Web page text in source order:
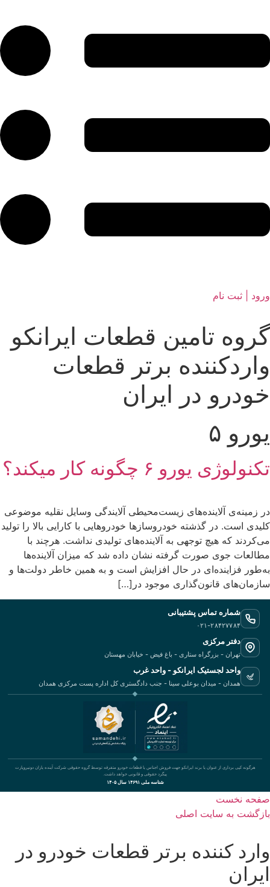
محتوا
ورود | ثبت نام
گروه تامین قطعات ایرانکو
واردکننده برتر قطعات
خودرو در ایران
یورو ۵
تکنولوژی یورو ۶ چگونه کار میکند؟
در زمینه‌ی آلاینده‌های زیست‌محیطی آلایندگی وسایل نقلیه موضوعی
کلیدی است. در گذشته خودروسازها خودروهایی با کارایی بالا را تولید
‬سازمان‌های‭ ‬قانون‌گذاری‭ ‬موجود‭ ‬در‭ […]
شماره تماس پشتیبانی
۰۲۱-۲۸۴۲۷۷۸۴
دفتر مرکزی
تهران - بزرگراه ستاری - باغ فیض - خیابان مهستان
واحد لجستیک ایرانکو - واحد غرب
همدان - میدان بوعلی سینا - جنب دادگستری کل اداره پست مرکزی همدان
هرگونه کپی برداری از عنوان یا برند ایرانکو جهت فروش اجناس یا قطعات خودرو متفرقه توسط گروه حقوقی شرکت آینده یاران دونیروپارت
پیگرد حقوقی و قانونی خواهد داشت.
شناسه ملی ۱۴۶۹۱ سال ۱۴۰۵
صفحه نخست
بازگشت به سایت اصلی
وارد کننده برتر قطعات خودرو در
ایران